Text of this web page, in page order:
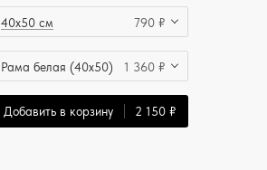
40x50 см 790 ₽
Рама белая (40x50) 1 360 ₽
Добавить в корзину 2 150 ₽